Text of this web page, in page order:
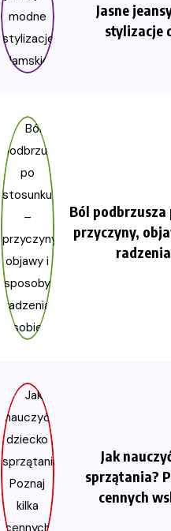
Jasne
stylizacje
Ból podbrzusza
przyczyny,
Jak
sprzątania?
cennych